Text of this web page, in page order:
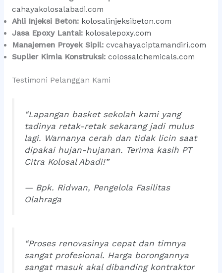
cahayakolosalabadi.com
Ahli Injeksi Beton: kolosalinjeksibeton.com
Jasa Epoxy Lantai: kolosalepoxy.com
Manajemen Proyek Sipil: cvcahayaciptamandiri.com
Suplier Kimia Konstruksi: colossalchemicals.com
Testimoni Pelanggan Kami
“Lapangan basket sekolah kami yang
tadinya retak-retak sekarang jadi mulus
lagi. Warnanya cerah dan tidak licin saat
dipakai hujan-hujanan. Terima kasih PT
Citra Kolosal Abadi!”
— Bpk. Ridwan, Pengelola Fasilitas
Olahraga
“Proses renovasinya cepat dan timnya
sangat profesional. Harga borongannya
sangat masuk akal dibanding kontraktor